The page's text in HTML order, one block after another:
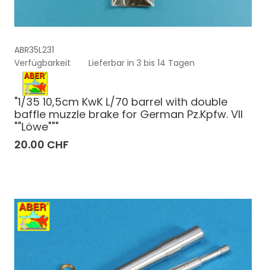
ABR35L231
Verfügbarkeit
Lieferbar in 3 bis 14 Tagen
"1/35 10,5cm KwK L/70 barrel with double
baffle muzzle brake for German Pz.Kpfw. VII
""Löwe"""
20.00 CHF